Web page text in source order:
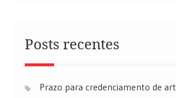
Posts recentes
Prazo para credenciamento de